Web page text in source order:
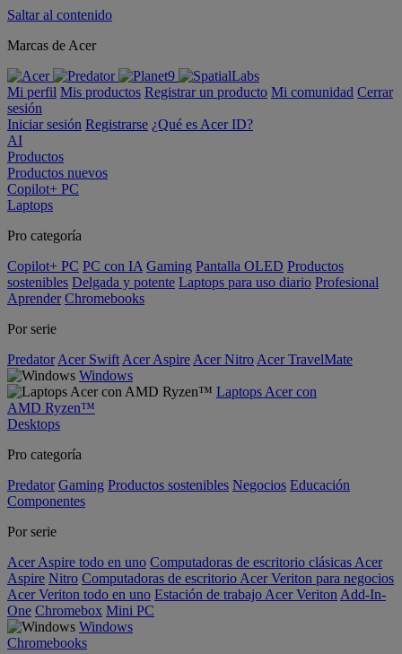
Saltar al contenido
Marcas de Acer
Mi perfil Mis productos Registrar un producto Mi comunidad Cerrar
sesión
Iniciar sesión Registrarse ¿Qué es Acer ID?
AI
Productos
Productos nuevos
Copilot+ PC
Laptops
Pro categoría
Copilot+ PC PC con IA Gaming Pantalla OLED Productos
sostenibles Delgada y potente Laptops para uso diario Profesional
Aprender Chromebooks
Por serie
Predator Acer Swift Acer Aspire Acer Nitro Acer TravelMate
Windows
Laptops Acer con
AMD Ryzen™
Desktops
Pro categoría
Predator Gaming Productos sostenibles Negocios Educación
Componentes
Por serie
Acer Aspire todo en uno Computadoras de escritorio clásicas Acer
Aspire Nitro Computadoras de escritorio Acer Veriton para negocios
Acer Veriton todo en uno Estación de trabajo Acer Veriton Add-In-
One Chromebox Mini PC
Windows
Chromebooks